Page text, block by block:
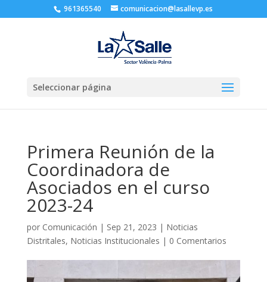
961365540 comunicacion@lasallevp.es
Seleccionar página
Primera Reunión de la
Coordinadora de
Asociados en el curso
2023-24
por Comunicación | Sep 21, 2023 | Noticias
Distritales, Noticias Institucionales | 0 Comentarios